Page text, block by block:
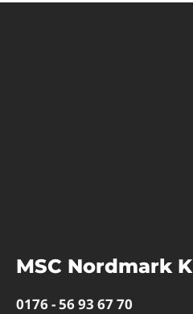
MSC Nordmark
0176 - 56 93 67 70